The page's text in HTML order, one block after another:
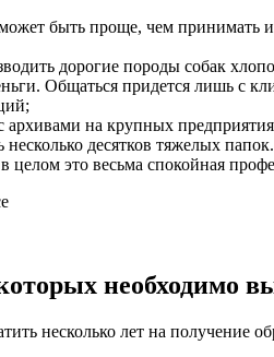
быть проще, чем принимать и
дорогие породы собак
Общаться придется лишь с
архивами на крупных
несколько десятков тяжелых
целом это весьма спокойная
необходимо
несколько лет на получение